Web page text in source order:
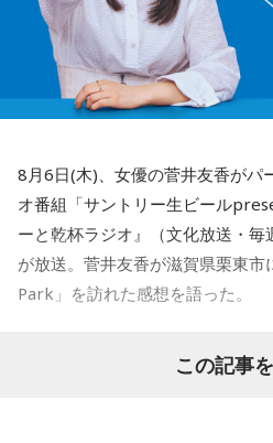
8月6日(木)、女優の菅井友香がパ
オ番組「サントリー生ビール
ーと乾杯ラジオ』（文化放送・毎
が放送。菅井友香が滋賀県栗東
Park」を訪れた感想を語った。
-「素晴らしい素敵な取り組み」-
この記事